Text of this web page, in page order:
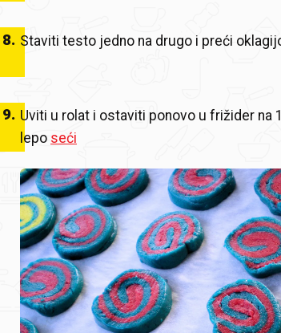
8. Staviti testo jedno na drugo i preći
9. Uviti u rolat i ostaviti ponovo u frižider na
lepo seći